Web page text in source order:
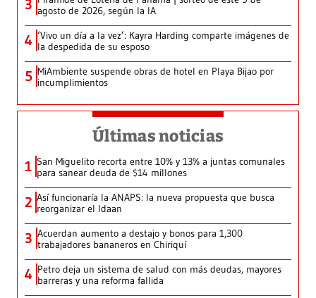
3 agosto de 2026, según la IA
4 ‘Vivo un día a la vez’: Kayra Harding comparte imágenes de
la despedida de su esposo
5 MiAmbiente suspende obras de hotel en Playa Bijao por
incumplimientos
Últimas noticias
1 San Miguelito recorta entre 10% y 13% a juntas comunales
para sanear deuda de $14 millones
2 Así funcionaría la ANAPS: la nueva propuesta que busca
reorganizar el Idaan
3 Acuerdan aumento a destajo y bonos para 1,300
trabajadores bananeros en Chiriquí
4 Petro deja un sistema de salud con más deudas, mayores
barreras y una reforma fallida